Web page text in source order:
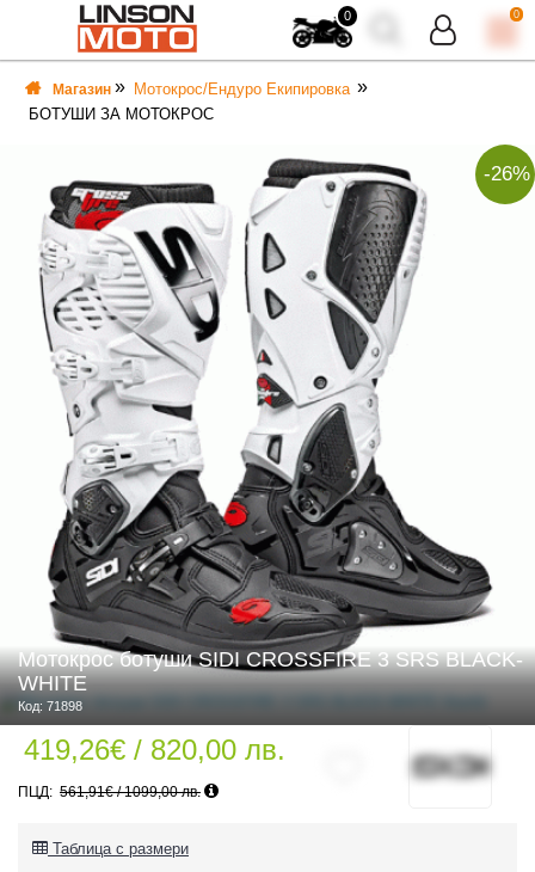
0 0
Магазин
Мотокрос/Ендуро Екипировка
БОТУШИ ЗА МОТОКРОС
-26%
Мотокрос ботуши SIDI CROSSFIRE 3 SRS BLACK-
WHITE
Код: 71898
419,26€ / 820,00 лв.
561,91€ / 1099,00 лв.
Таблица с размери